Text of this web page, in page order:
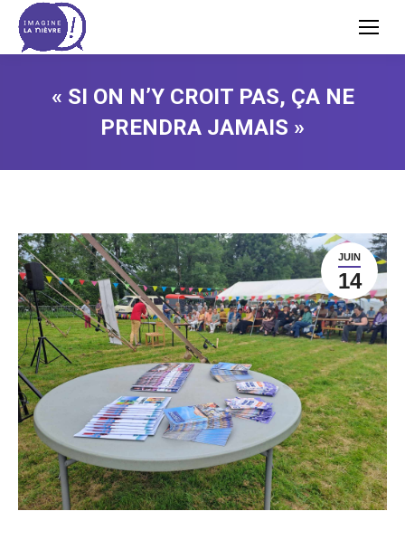
« SI ON N’Y CROIT PAS, ÇA NE
PRENDRA JAMAIS »
JUIN
14